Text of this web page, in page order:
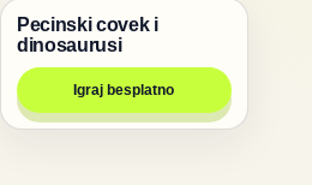
Životinje
Pecinski covek i
dinosaurusi
Igraj besplatno